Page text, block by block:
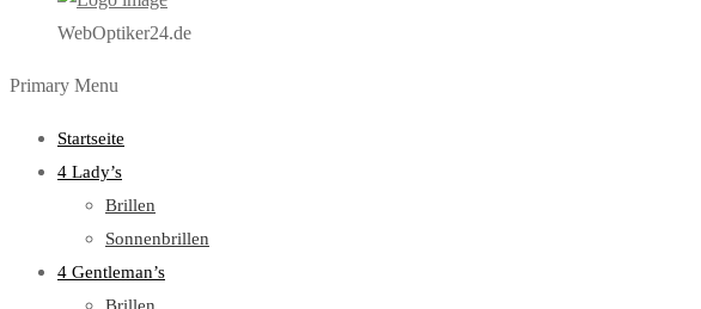
WebOptiker24.de
Primary Menu
Startseite
4 Lady’s
Brillen
Sonnenbrillen
4 Gentleman’s